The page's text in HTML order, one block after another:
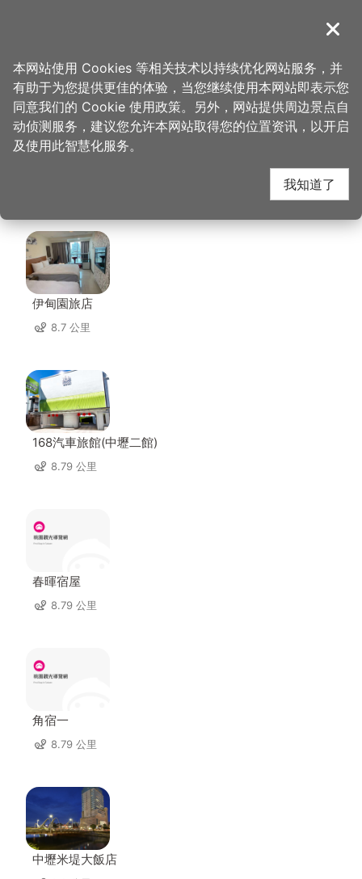
導覽
首页 > 想去的地方 > 美食、购物 > 来福星花园大饭店
来福星花园大饭店 周边
住宿
伊甸園旅店
8.7 公里
168汽車旅館(中壢二館)
8.79 公里
春暉宿屋
8.79 公里
角宿一
8.79 公里
中壢米堤大飯店
关闭
本网站使用 Cookies 等相关技术以持续优化网站服务，并
有助于为您提供更佳的体验，当您继续使用本网站即表示您
同意我们的 Cookie 使用政策。另外，网站提供周边景点自
动侦测服务，建议您允许本网站取得您的位置资讯，以开启
及使用此智慧化服务。
我知道了